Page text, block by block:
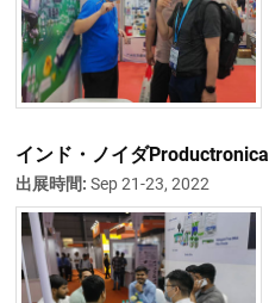
インド・ノイダProductronica
出展時間:Sep 21-23, 2022